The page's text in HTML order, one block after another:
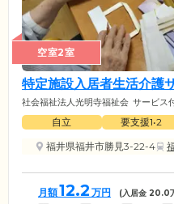
空室2室
特定施設入居者生活介護
社会福祉法人光明寺福祉会 サービス
自立 要支援1•2
福井県福井市勝見3-22-4
月額12.2 万円 (入居金 20.0